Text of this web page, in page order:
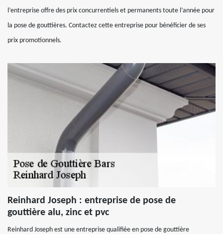
l’entreprise offre des prix concurrentiels et permanents toute l’année pour
la pose de gouttières. Contactez cette entreprise pour bénéficier de ses
prix promotionnels.
Reinhard Joseph : entreprise de pose de
gouttière alu, zinc et pvc
Reinhard Joseph est une entreprise qualifiée en pose de gouttière